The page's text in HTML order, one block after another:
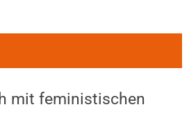
mit feministischen